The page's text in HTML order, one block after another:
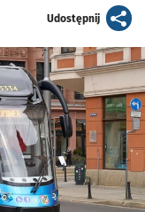
Udostępnijartykuł